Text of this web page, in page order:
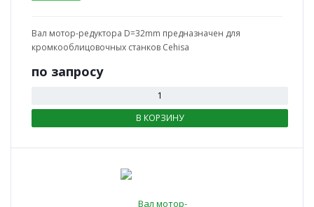
Вал мотор-редуктора D=32mm предназначен для
кромкооблицовочных станков Cehisa
по запросу
В КОРЗИНУ